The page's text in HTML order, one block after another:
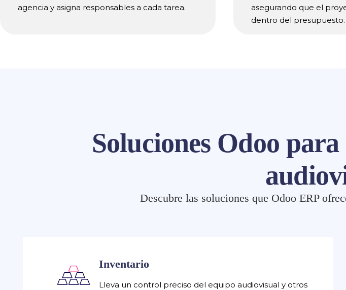
agencia y asigna responsables a cada tarea.
asegurando que el
dentro del presupuesto.
Soluciones Odoo
Descubre las soluciones que Odoo ERP
Inventario
Lleva un control preciso del equipo audiovisual y otros